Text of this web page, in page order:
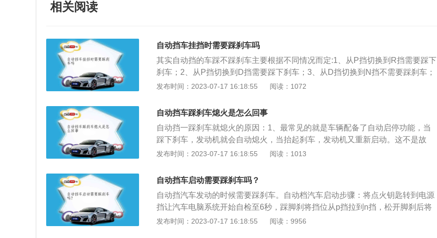
相关阅读
自动挡车挂挡时需要踩刹车吗
其实自动挡的车踩不踩刹车主要根据不同情况而定:1、从P挡切换到R挡需要踩下
刹车；2、从P挡切换到D挡需要踩下刹车；3、从D挡切换到N挡不需要踩刹车；
4、从R挡切换到N挡不需要踩刹车；5、从N挡切换到D挡需要踩刹车；6、从N挡
驶者去手动换挡，车辆会根据行驶的速度和交通情况来自动选择合适的挡位行
驶。开车注意事项:1、上车养成系好安全带习惯；2、开车时车门一定要关严实；
3、通过主道和辅道交汇处时，要注意减速。
发布时间：2023-07-17 16:18:55 阅读：1072
自动挡车踩刹车熄火是怎么回事
自动挡一踩刹车就熄火的原因：1、最常见的就是车辆配备了自动启停功能，当
踩下刹车，发动机就会自动熄火，当抬起刹车，发动机又重新启动。这不是故
障，是自动启停运行的正常现象，是为了降低油耗的一种功能。2、如果车辆不
有可能的原因就是车辆使用了油品较差的汽油而导致发动机的积碳比较严重而熄
火。也有可能是油路有问题，喷油嘴或者节气门出现故障而使得车辆出现漏油的
问题或者是节气门堵塞以及电机碳刷接触出现故障。更换高品质的油品，建议去
4S店或专业的维修店清除积碳，清洗油嘴和节气门，以及检测点击碳刷。3、可
能发动机系统出现了问题，需要到维修机构进行电脑检测，让专业维修人员进行
发布时间：2023-07-17 16:18:55 阅读：1013
自动挡车启动需要踩刹车吗？
自动挡汽车发动的时候需要踩刹车。自动档汽车启动步骤：将点火钥匙转到电源
挡让汽车电脑系统开始自检至6秒，踩脚刹将挡位从p挡拉到n挡，松开脚刹后将
点火钥匙转到点火挡启动发动机，踩脚刹松开手刹将挡位从n挡拉到d挡，缓慢放
发布时间：2023-07-17 16:18:55 阅读：9956